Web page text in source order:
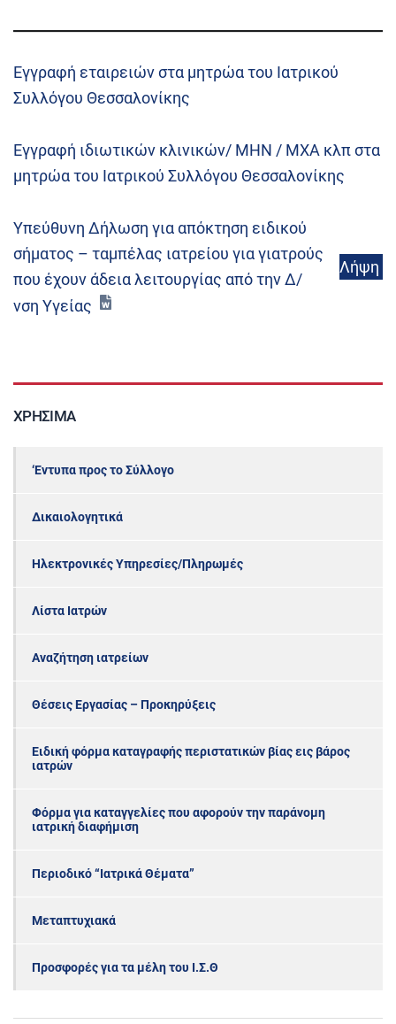
Εγγραφή εταιρειών στα μητρώα του Ιατρικού
Συλλόγου Θεσσαλονίκης
Εγγραφή ιδιωτικών κλινικών/ ΜΗΝ / ΜΧΑ κλπ στα
μητρώα του Ιατρικού Συλλόγου Θεσσαλονίκης
Υπεύθυνη Δήλωση για απόκτηση ειδικού
σήματος – ταμπέλας ιατρείου για γιατρούς
που έχουν άδεια λειτουργίας από την Δ/
νση Υγείας
Λήψη
ΧΡΉΣΙΜΑ
‘Εντυπα προς το Σύλλογο
Δικαιολογητικά
Ηλεκτρονικές Υπηρεσίες/Πληρωμές
Λίστα Ιατρών
Αναζήτηση ιατρείων
Θέσεις Εργασίας – Προκηρύξεις
Ειδική φόρμα καταγραφής περιστατικών βίας εις βάρος
ιατρών
Φόρμα για καταγγελίες που αφορούν την παράνομη
ιατρική διαφήμιση
Περιοδικό “Ιατρικά Θέματα”
Μεταπτυχιακά
Προσφορές για τα μέλη του Ι.Σ.Θ